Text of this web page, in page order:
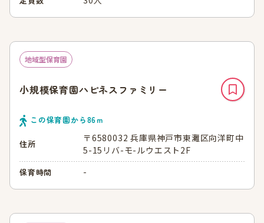
地域型保育園
小規模保育園ハピネスファミリー
この保育園から86ｍ
住所
〒6580032 兵庫県神戸市東灘区向洋町中
5-15リバ-モ-ルウエスト2F
保育時間 -